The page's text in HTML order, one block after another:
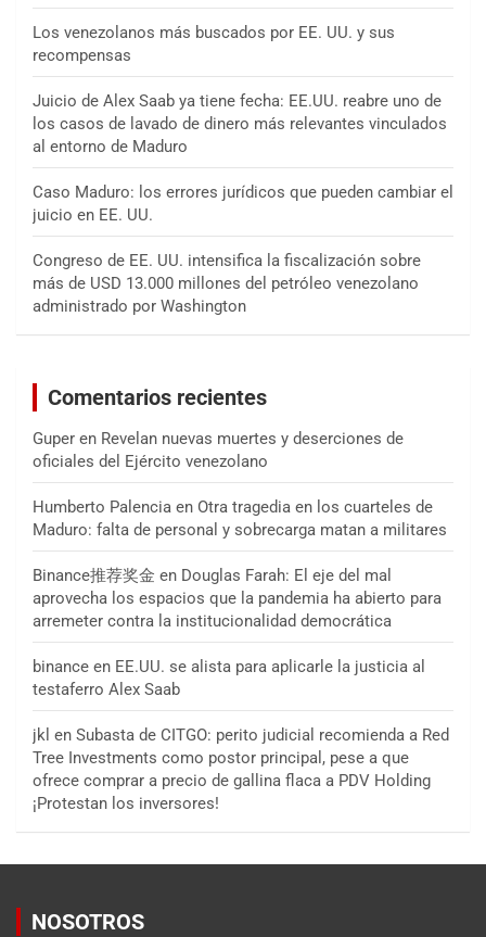
Los venezolanos más buscados por EE. UU. y sus
recompensas
Juicio de Alex Saab ya tiene fecha: EE.UU. reabre uno de
los casos de lavado de dinero más relevantes vinculados
al entorno de Maduro
Caso Maduro: los errores jurídicos que pueden cambiar el
juicio en EE. UU.
Congreso de EE. UU. intensifica la fiscalización sobre
más de USD 13.000 millones del petróleo venezolano
administrado por Washington
Comentarios recientes
Guper en Revelan nuevas muertes y deserciones de
oficiales del Ejército venezolano
Humberto Palencia en Otra tragedia en los cuarteles de
Maduro: falta de personal y sobrecarga matan a militares
Binance推荐奖金 en Douglas Farah: El eje del mal
aprovecha los espacios que la pandemia ha abierto para
arremeter contra la institucionalidad democrática
binance en EE.UU. se alista para aplicarle la justicia al
testaferro Alex Saab
jkl en Subasta de CITGO: perito judicial recomienda a Red
Tree Investments como postor principal, pese a que
ofrece comprar a precio de gallina flaca a PDV Holding
¡Protestan los inversores!
NOSOTROS